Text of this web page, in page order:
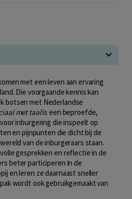
met een leven aan ervaring
Die voorgaande kennis kan
botsen met Nederlandse
met taalis een beproefde,
inburgering die inspeelt op
en pijnpunten die dicht bij de
van de inburgeraars staan.
gesprekken en reflectie in de
beter participeren in de
en leren ze daarnaast sneller
wordt ook gebruikgemaakt van